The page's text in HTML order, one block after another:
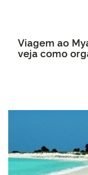
Viagem ao
veja como